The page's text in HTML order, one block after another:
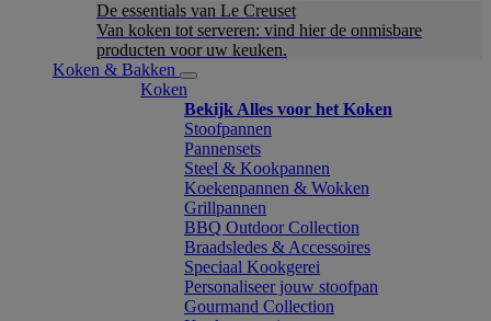
De essentials van Le Creuset
Van koken tot serveren: vind hier de onmisbare
producten voor uw keuken.
Koken & Bakken
Koken
Bekijk Alles voor het Koken
Stoofpannen
Pannensets
Steel & Kookpannen
Koekenpannen & Wokken
Grillpannen
BBQ Outdoor Collection
Braadsledes & Accessoires
Speciaal Kookgerei
Personaliseer jouw stoofpan
Gourmand Collection